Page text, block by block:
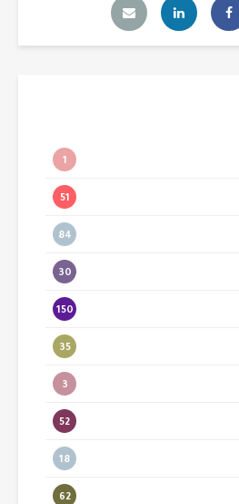
1
51
84
30
150
35
3
52
18
62